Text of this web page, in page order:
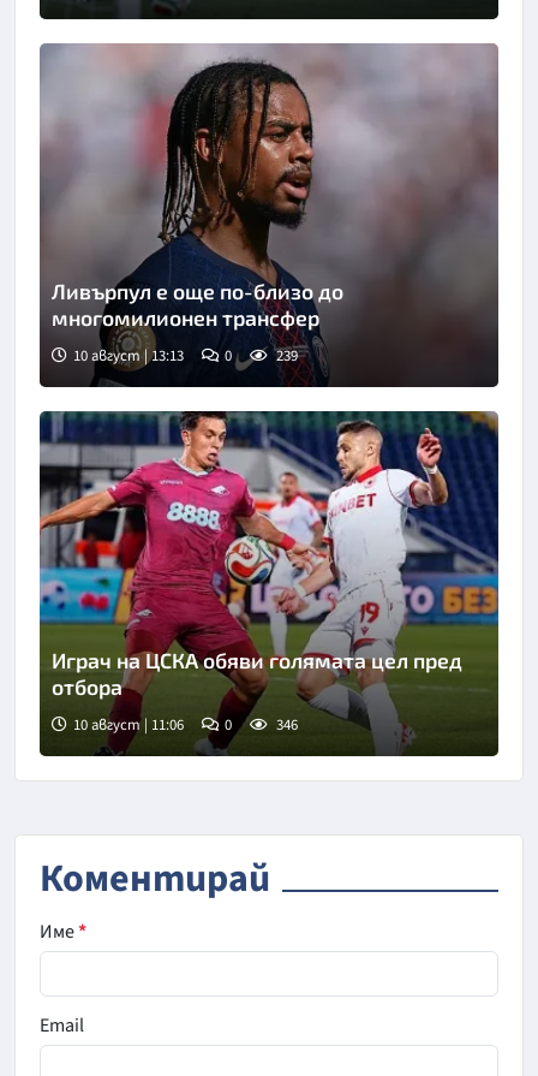
Ливърпул е още по-близо до
многомилионен трансфер
10 август | 13:13 0 239
Играч на ЦСКА обяви голямата цел пред
отбора
10 август | 11:06 0 346
Коментирай
Име*
Email